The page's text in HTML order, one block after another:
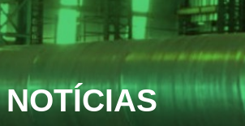
NOTÍCIAS